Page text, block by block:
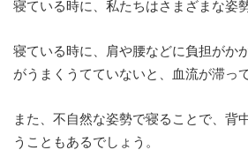
寝ている時に、私たちはさまざまな姿
寝ている時に、肩や腰などに負担がか
がうまくうてていないと、血流が滞っ
また、不自然な姿勢で寝ることで、背
うこともあるでしょう。